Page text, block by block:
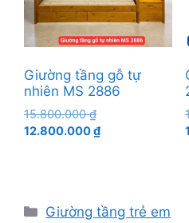
Giường tầng gỗ tự
nhiên MS 2886
15.800.000₫Giá
gốc
12.800.000₫Giá
Danh
Giường tầng trẻ em